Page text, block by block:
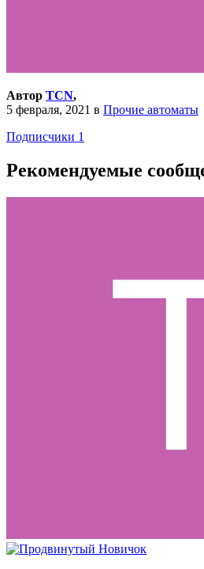
Автор TCN,
5 февраля, 2021 в Прочие автоматы
Подписчики 1
Рекомендуемые